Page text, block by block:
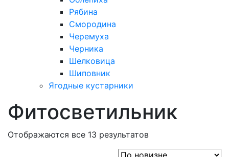
Рябина
Смородина
Черемуха
Черника
Шелковица
Шиповник
Ягодные кустарники
Фитосветильник
Отображаются все 13 результатов